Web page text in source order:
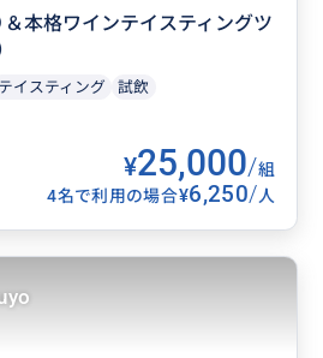
本格ワインテイスティングツ
テイスティング 試飲
¥25,000/組
4名で利用の場合¥6,250/人